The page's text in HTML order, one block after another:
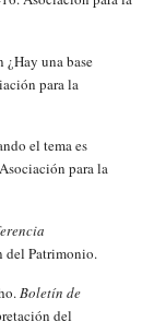
una base
para la
el tema es
para la
del Patrimonio.
Boletín de
del